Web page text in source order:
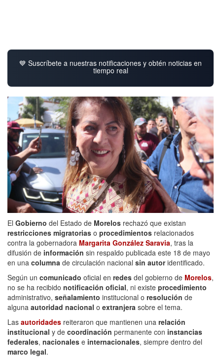
💙 Suscríbete a nuestras notificaciones y obtén noticias en
tiempo real
El Gobierno del Estado de Morelos rechazó que existan
restricciones migratorias o procedimientos relacionados
contra la gobernadora Margarita González Saravia, tras la
difusión de información sin respaldo publicada este 18 de mayo
en una columna de circulación nacional sin autoridentificado.
Según un comunicado oficial en redes del gobierno de Morelos,
no se ha recibido notificación oficial, ni existe procedimiento
administrativo, señalamiento institucional o resolución de
alguna autoridad nacional o extranjera sobre el tema.
Las autoridades reiteraron que mantienen una relación
institucional y de coordinación permanente con instancias
federales, nacionales e internacionales, siempre dentro del
marco legal.